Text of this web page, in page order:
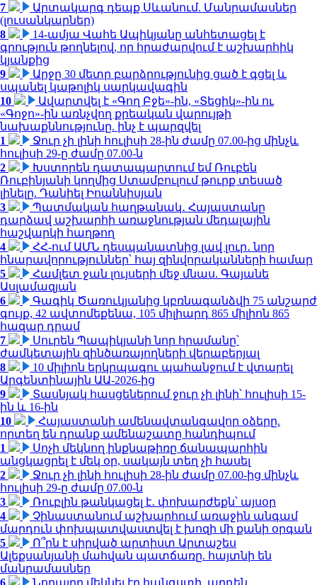
7
Արտակարգ դեպք Սևանում. Մանրամասներ
(լուսանկարներ)
8
14-ամյա Վահե Ապիկյանը անհետացել է
գրություն թողնելով, որ հրաժարվում է աշխարհիկ
կյանքից
9
Արջը 30 մետր բարձրությունից ցած է գցել և
սպանել կաթոլիկ սարկավագին
10
Ավարտվել է «Գող Բջե»-ին, «Տեցիկ»-ին ու
«Գոջո»-ին առնչվող քրեական վարույթի
նախաքննությունը. ինչ է պարզվել
1
Ջուր չի լինի հուլիսի 28-ին ժամը 07.00-ից մինչև
հուլիսի 29-ը ժամը 07.00-ն
2
Խստորեն դատապարտում եմ Ռուբեն
Ռուբինյանի կողմից Ստամբուլում թուրք տեսած
լինելը. Դանիել Իոաննիսյան
3
Պատմական հաղթանակ․ Հայաստանը
դարձավ աշխարհի առաջնության մեդալային
հաշվարկի հաղթող
4
ՀՀ-ում ԱՄՆ դեսպանատնից լավ լուր․ նոր
հնարավորություններ՝ հայ զինվորականների համար
5
Համլետ ջան լույսերի մեջ մնաս. Գայանե
Ասլամազյան
6
Գագիկ Ծառուկյանից կբռնագանձվի 75 անշարժ
գույք, 42 ավտոմեքենա, 105 միլիարդ 865 միլիոն 865
հազար դրամ
7
Սուրեն Պապիկյանի նոր հրամանը՝
ժամկետային զինծառայողների վերաբերյալ
8
10 միլիոն երկրպագու պահանջում է վտարել
Արգենտինային ԱԱ-2026-ից
9
Տասնյակ հասցեներում ջուր չի լինի՝ հուլիսի 15-
ին և 16-ին
10
Հայաստանի ամենավտանգավոր օձերը.
որտեղ են դրանք ամենաշատը հանդիպում
1
Սոչի մեկնող ինքնաթիռը ճանապարհին
անցկացրել է մեկ օր, սակայն տեղ չի հասել
2
Ջուր չի լինի հուլիսի 28-ին ժամը 07.00-ից մինչև
հուլիսի 29-ը ժամը 07.00-ն
3
Ռուբլին թանկացել է․ փոխարժեքն՝ այսօր
4
Չինաստանում աշխարհում առաջին անգամ
մարդուն փոխպատվաստվել է խոզի մի քանի օրգան
5
Ո՞րն է սիրված արտիստ Արտաշես
Ալեքսանյանի մահվան պատճառը. հայտնի են
մանրամասներ
6
Նորայրը մեկնել էր հանգստի, արդեն